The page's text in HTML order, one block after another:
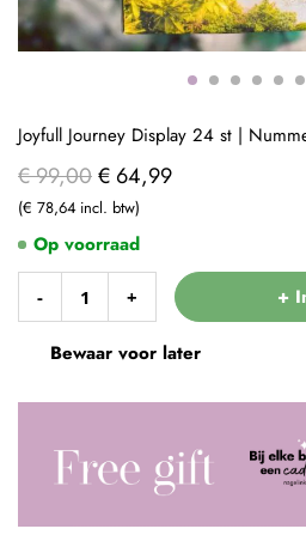
€ 99,00€ 64,99
€ 78,64
- + +
Bewaar voor later
Op voorraad
Joyfull Journey Display 24 st |